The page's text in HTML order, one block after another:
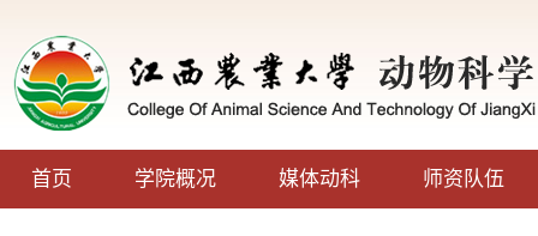
首页 学院概况 媒体动科 师资队伍